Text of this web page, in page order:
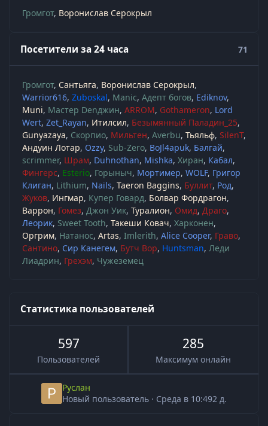
Громгот Воронислав Серокрыл
Посетители за 24 часа 71
Громгот Сантьяга Воронислав Серокрыл
Warrior616 Zuboskal Manic Адепт богов Ediknov
Muni Мастер Denджин ARROM Gothameron Lord
Wert Zet_Rayan Итилсил Безымянный Паладин_25
Gunyazaya Скорпио Мильтен Averbu Тьяльф SilenT
Андуин Лотар Ozzy Sub-Zero BoJl4apuk Балгай
scrimmer Шрам Duhnothan Mishka Хиран Кабал
Фингерс Esterio Горыныч Мортимер WOLF Григор
Клиган Lithium Nails Taeron Baggins Буллит Род
Жуков Ингмар Купер Говард Болвар Фордрагон
Варрон Гомез Джон Уик Туралион Омид Драго
Леорик Sweet Tooth Такеши Ковач Харконен
Оргрим Натанос Artas Imlerith Alice Cooper Граво
Сантино Сир Канегем Бутч Вор Huntsman Леди
Лиадрин Грехэм Чужеземец
Статистика пользователей
597
Пользователей
285
Максимум онлайн
Руслан
Новый пользователь · Среда в 10:492 д.